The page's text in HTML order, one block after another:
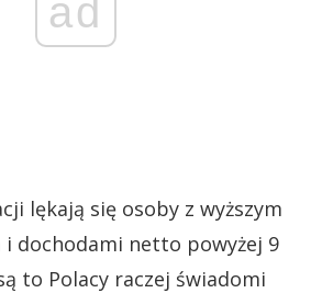
ad
lękają się osoby z wyższym
i dochodami netto powyżej 9
to Polacy raczej świadomi